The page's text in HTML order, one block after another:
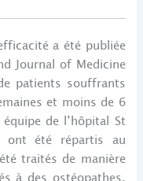
a été publiée
Journal of Medicine
patients souffrants
et moins de 6
de l’hôpital St
ont été répartis au
traités de manière
à des ostéopathes.